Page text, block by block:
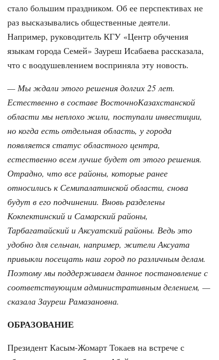
стало большим праздником. Об ее перспективах не
раз высказывались общественные деятели.
Например, руководитель КГУ «Центр обучения
языкам города Семей» Зауреш Исабаева рассказала,
что с воодушевлением восприняла эту новость.
— Мы ждали этого решения долгих 25 лет.
Естественно в составе ВосточноКазахстанской
области мы неплохо жили, поступали инвестиции,
но когда есть отдельная область, у города
появляется статус областного центра,
естественно всем лучше будет от этого решения.
Отрадно, что все районы, которые ранее
относились к Семипалатинской области, снова
будут в его подчинении. Вновь разделены
Кокпектинский и Самарский районы,
Тарбагатайский и Аксуатский районы. Ведь это
удобно для сельчан, например, жители Аксуата
привыкли посещать наш город по различным делам.
Поэтому мы поддерживаем данное постановление с
соответствующим административным делением, —
сказала Зауреш Рамазановна.
ОБРАЗОВАНИЕ
Президент Касым-Жомарт Токаев на встрече с